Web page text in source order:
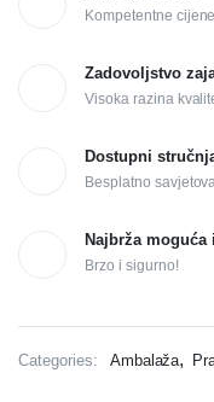
Kompetentne
Zadovoljstvo
Visoka razina
Dostupni
Besplatno
Najbrža moguća
Brzo i sigurno!
Categories: Ambalaža,